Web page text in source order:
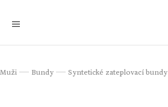
Muži / Bundy / Syntetické zateplovací bundy